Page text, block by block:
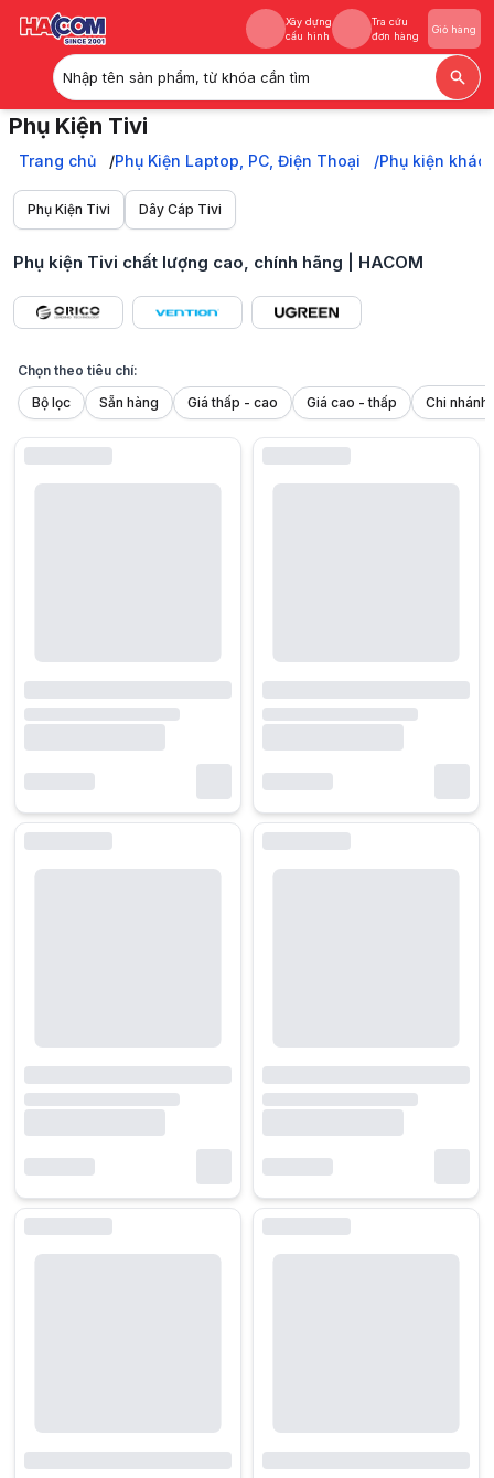
Xây dựng
cấu hình
Tra cứu
đơn hàng
Giỏ hàng
Nhập tên sản phẩm, từ khóa cần tìm
Xây dựng
Tra cứu
Phụ Kiện Tivi
Phụ kiện Tivi chất lượng cao, chính hãng Ugreen, Vention, Orico tại
Trang chủ
Phụ kiện khác
Phụ Kiện Tivi
Trang chủ Phụ Kiện Laptop, PC, Điện Thoại Phụ kiện khác
Phụ Kiện Tivi Dây Cáp Tivi
Phụ kiện Tivi chất lượng cao, chính hãng | HACOM
Chọn theo tiêu chí:
Bộ lọc
Sẵn hàng Giá thấp - cao Giá cao - thấp